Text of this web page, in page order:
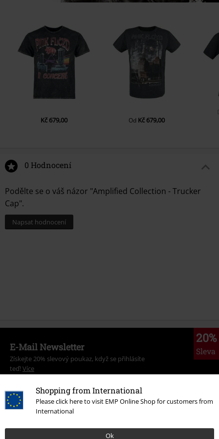
Shopping from International
Please click here to visit EMP Online Shop for customers from
International
Ok
Amplified
Kč 679,00 Od Kč 679,00
0 Hodnocení
Podělte se o váš názor "Amplified Collection - Trucker
Cap".
Napsat hodnocení
20%
Sleva
E-Mail Newsletter
Získejte 20% slevový poukaz, když se přihlásíte
teď! Více
E.M.P. Merchandising mbH může zpracovávat mé osobní údaje a